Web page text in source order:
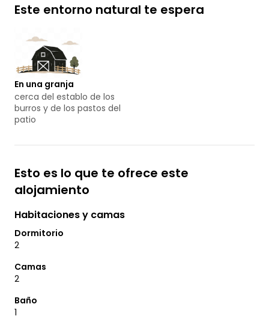
Este entorno natural te espera
En una granja
cerca del establo de los
burros y de los pastos del
patio
Esto es lo que te ofrece este
alojamiento
Habitaciones y camas
Dormitorio
2
Camas
2
Baño
1